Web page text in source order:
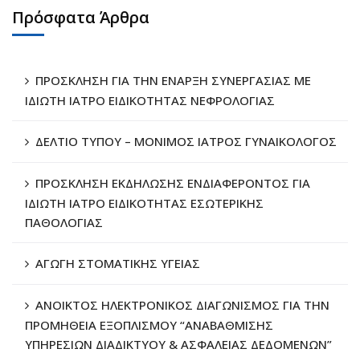
Πρόσφατα Άρθρα
ΠΡΟΣΚΛΗΣΗ ΓΙΑ ΤΗΝ ΕΝΑΡΞΗ ΣΥΝΕΡΓΑΣΙΑΣ ΜΕ
ΙΔΙΩΤΗ ΙΑΤΡΟ ΕΙΔΙΚΟΤΗΤΑΣ ΝΕΦΡΟΛΟΓΙΑΣ
ΔΕΛΤΙΟ ΤΥΠΟΥ – ΜΟΝΙΜΟΣ ΙΑΤΡΟΣ ΓΥΝΑΙΚΟΛΟΓΟΣ
ΠΡΟΣΚΛΗΣΗ ΕΚΔΗΛΩΣΗΣ ΕΝΔΙΑΦΕΡΟΝΤΟΣ ΓΙΑ
ΙΔΙΩΤΗ ΙΑΤΡΟ ΕΙΔΙΚΟΤΗΤΑΣ ΕΣΩΤΕΡΙΚΗΣ
ΠΑΘΟΛΟΓΙΑΣ
ΑΓΩΓΗ ΣΤΟΜΑΤΙΚΗΣ ΥΓΕΙΑΣ
ΑΝΟΙΚΤΟΣ ΗΛΕΚΤΡΟΝΙΚΟΣ ΔΙΑΓΩΝΙΣΜΟΣ ΓΙΑ ΤΗΝ
ΠΡΟΜΗΘΕΙΑ ΕΞΟΠΛΙΣΜΟΥ “ΑΝΑΒΑΘΜΙΣΗΣ
ΥΠΗΡΕΣΙΩΝ ΔΙΑΔΙΚΤΥΟΥ & ΑΣΦΑΛΕΙΑΣ ΔΕΔΟΜΕΝΩΝ”